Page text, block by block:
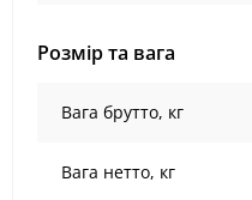
Розмір та вага
Вага брутто, кг
Вага нетто, кг